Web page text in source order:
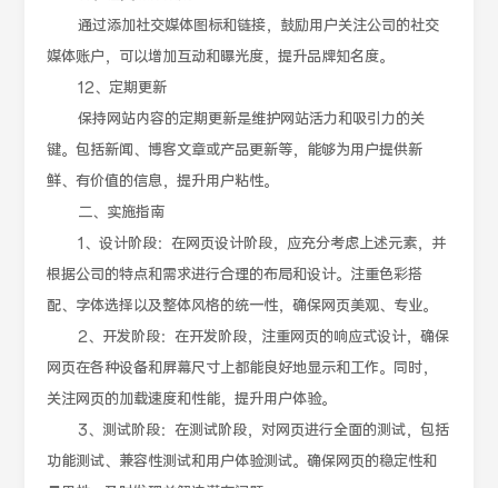
通过添加社交媒体图标和链接，鼓励用户关注公司的社交
媒体账户，可以增加互动和曝光度，提升品牌知名度。
12、定期更新
保持网站内容的定期更新是维护网站活力和吸引力的关
键。包括新闻、博客文章或产品更新等，能够为用户提供新
鲜、有价值的信息，提升用户粘性。
二、实施指南
1、设计阶段：在网页设计阶段，应充分考虑上述元素，并
根据公司的特点和需求进行合理的布局和设计。注重色彩搭
配、字体选择以及整体风格的统一性，确保网页美观、专业。
2、开发阶段：在开发阶段，注重网页的响应式设计，确保
网页在各种设备和屏幕尺寸上都能良好地显示和工作。同时，
关注网页的加载速度和性能，提升用户体验。
3、测试阶段：在测试阶段，对网页进行全面的测试，包括
功能测试、兼容性测试和用户体验测试。确保网页的稳定性和